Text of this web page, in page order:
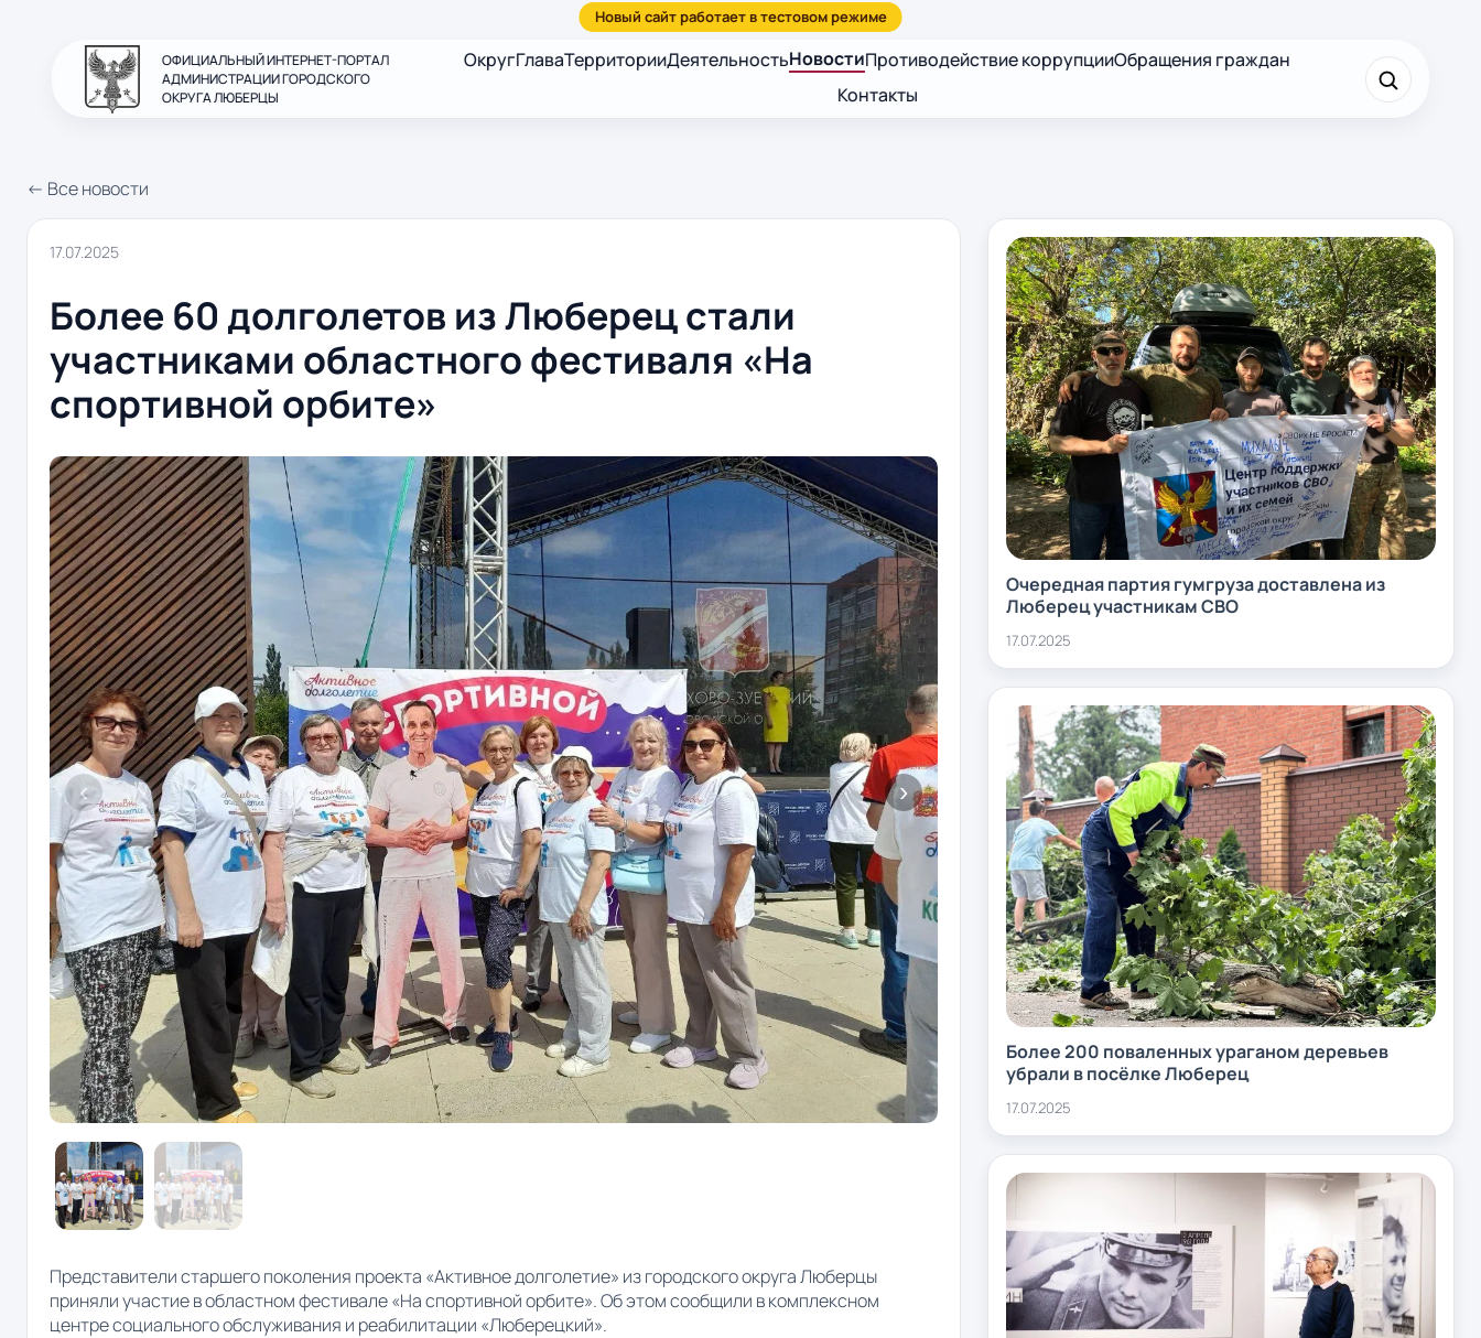
ОФИЦИАЛЬНЫЙ ИНТЕРНЕТ-ПОРТАЛ
АДМИНИСТРАЦИИ ГОРОДСКОГО
ОКРУГА ЛЮБЕРЦЫ
ОкругГлаваТерриторииДеятельностьНовостиПротиводействие коррупцииОбращения граждан
Контакты
← Все новости
17.07.2025
Более 60 долголетов из Люберец стали
участниками областного фестиваля «На
спортивной орбите»
Представители старшего поколения проекта «Активное долголетие» из городского округа Люберцы
приняли участие в областном фестивале «На спортивной орбите». Об этом сообщили в комплексном
центре социального обслуживания и реабилитации «Люберецкий».
Очередная партия гумгруза доставлена из
Люберец участникам СВО
17.07.2025
Более 200 поваленных ураганом деревьев
убрали в посёлке Люберец
17.07.2025